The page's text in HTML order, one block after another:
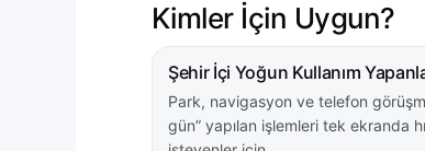
Kimler İçin Uygun?
Şehir İçi Yoğun Kullanım
Park, navigasyon ve telefon
gün” yapılan işlemleri tek ekranda